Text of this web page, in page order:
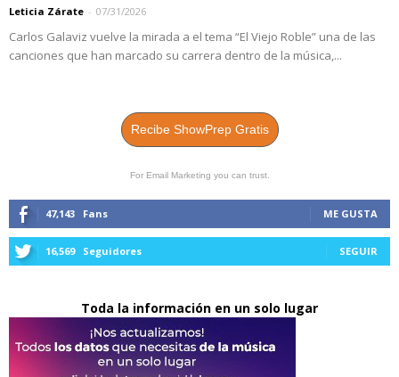
Leticia Zárate - 07/31/2026
Carlos Galaviz vuelve la mirada a el tema “El Viejo Roble” una de las
canciones que han marcado su carrera dentro de la música,...
Recibe ShowPrep Gratis
For Email Marketing you can trust.
47,143 Fans ME GUSTA
16,569 Seguidores SEGUIR
Toda la información en un solo lugar